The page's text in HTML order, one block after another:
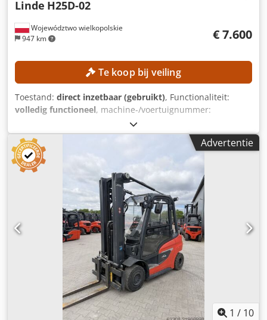
Województwo wielkopolskie
947 km
Linde H25D-02
€ 7.600
Te koop bij veiling
Toestand: direct inzetbaar (gebruikt), Functionaliteit:
volledig functioneel, machine-/voertuignummer:
2017
draagvermogen:2.500 kg, hefhoogte:3.450 mm,
brandstoftype:
, bouwhoogte:
2.377 mm
, Geen minimumprijs – gegarandeerde verkoop
tegen het hoogste bod! TECHNISCHE GEGEVENS
Draagvermogen: 2.500 kg Hefhoogte: 3.450 mm
MACHINEGEGEVENS Brandstoftype: Diesel Crsdpfx
Acjzrgbpezsf Masttype: Simplex ISO-klasse: 2 (1.000–2.500
kg) Bouwhoogte: 2.377 mm UITRUSTING Zijdelings
verschuifbaar 3e hydraulische leiding Externe referentie:
Advertentie
1 / 10